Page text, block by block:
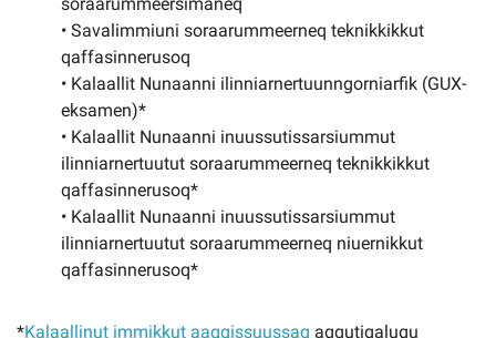
• Savalimmiuni soraarummeerneq teknikkikkut
qaffasinnerusoq
• Kalaallit Nunaanni ilinniarnertuunngorniarfik (GUX-
eksamen)*
• Kalaallit Nunaanni inuussutissarsiummut
ilinniarnertuutut soraarummeerneq teknikkikkut
qaffasinnerusoq*
• Kalaallit Nunaanni inuussutissarsiummut
ilinniarnertuutut soraarummeerneq niuernikkut
qaffasinnerusoq*
*Kalaallinut immikkut aaqqissuussaq aqqutigalugu